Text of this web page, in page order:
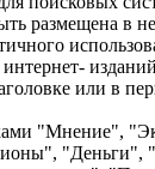
размещена в
или в
"Мнение",
"Деньги",